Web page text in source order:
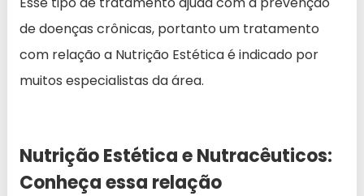
de doenças crônicas, portanto um tratamento
com relação a Nutrição Estética é indicado por
muitos especialistas da área.
Nutrição Estética e Nutracêuticos:
Conheça essa relação